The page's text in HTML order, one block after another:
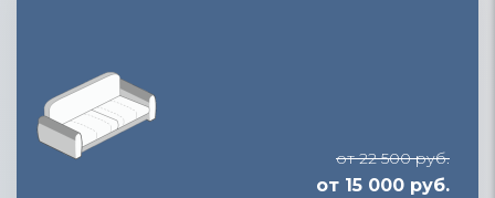
от 22 500 руб.
от 15 000 руб.